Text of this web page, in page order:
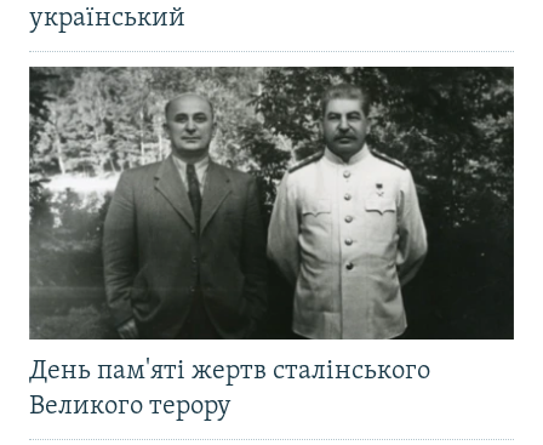
український
День пам'яті жертв сталінського
Великого терору